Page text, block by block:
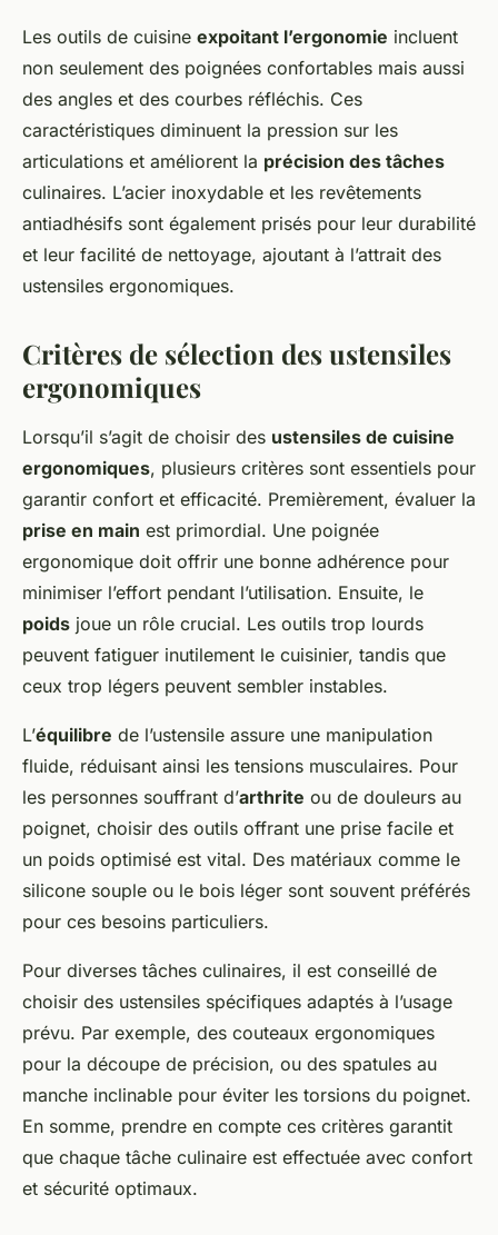
Les outils de cuisine expoitant l’ergonomie incluent
non seulement des poignées confortables mais aussi
des angles et des courbes réfléchis. Ces
caractéristiques diminuent la pression sur les
articulations et améliorent la précision des tâches
culinaires. L’acier inoxydable et les revêtements
antiadhésifs sont également prisés pour leur durabilité
et leur facilité de nettoyage, ajoutant à l’attrait des
ustensiles ergonomiques.
Critères de sélection des ustensiles
ergonomiques
Lorsqu’il s’agit de choisir des ustensiles de cuisine
ergonomiques, plusieurs critères sont essentiels pour
garantir confort et efficacité. Premièrement, évaluer la
prise en main est primordial. Une poignée
ergonomique doit offrir une bonne adhérence pour
minimiser l’effort pendant l’utilisation. Ensuite, le
poids joue un rôle crucial. Les outils trop lourds
peuvent fatiguer inutilement le cuisinier, tandis que
ceux trop légers peuvent sembler instables.
L’équilibre de l’ustensile assure une manipulation
fluide, réduisant ainsi les tensions musculaires. Pour
les personnes souffrant d’arthrite ou de douleurs au
poignet, choisir des outils offrant une prise facile et
un poids optimisé est vital. Des matériaux comme le
silicone souple ou le bois léger sont souvent préférés
pour ces besoins particuliers.
Pour diverses tâches culinaires, il est conseillé de
choisir des ustensiles spécifiques adaptés à l’usage
prévu. Par exemple, des couteaux ergonomiques
pour la découpe de précision, ou des spatules au
manche inclinable pour éviter les torsions du poignet.
En somme, prendre en compte ces critères garantit
que chaque tâche culinaire est effectuée avec confort
et sécurité optimaux.